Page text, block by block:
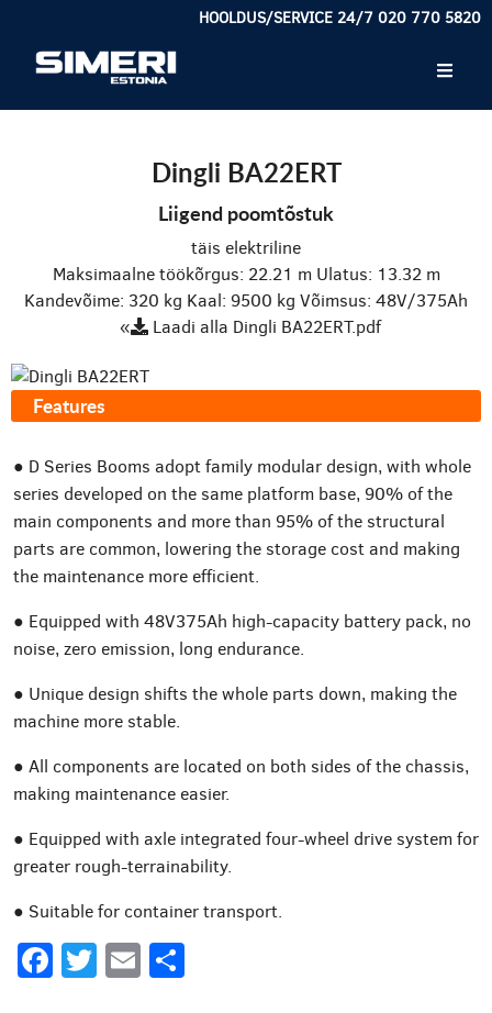
HOOLDUS/SERVICE 24/7 020 770 5820
Dingli BA22ERT
Liigend poomtõstuk
täis elektriline
Maksimaalne töökõrgus: 22.21 m Ulatus: 13.32 m
Kandevõime: 320 kg Kaal: 9500 kg Võimsus: 48V/375Ah
«
Laadi alla Dingli BA22ERT.pdf
Features
● D Series Booms adopt family modular design, with whole
series developed on the same platform base, 90% of the
main components and more than 95% of the structural
parts are common, lowering the storage cost and making
the maintenance more efficient.
● Equipped with 48V375Ah high-capacity battery pack, no
noise, zero emission, long endurance.
● Unique design shifts the whole parts down, making the
machine more stable.
● All components are located on both sides of the chassis,
making maintenance easier.
● Equipped with axle integrated four-wheel drive system for
greater rough-terrainability.
● Suitable for container transport.
Facebook
Twitter
Email